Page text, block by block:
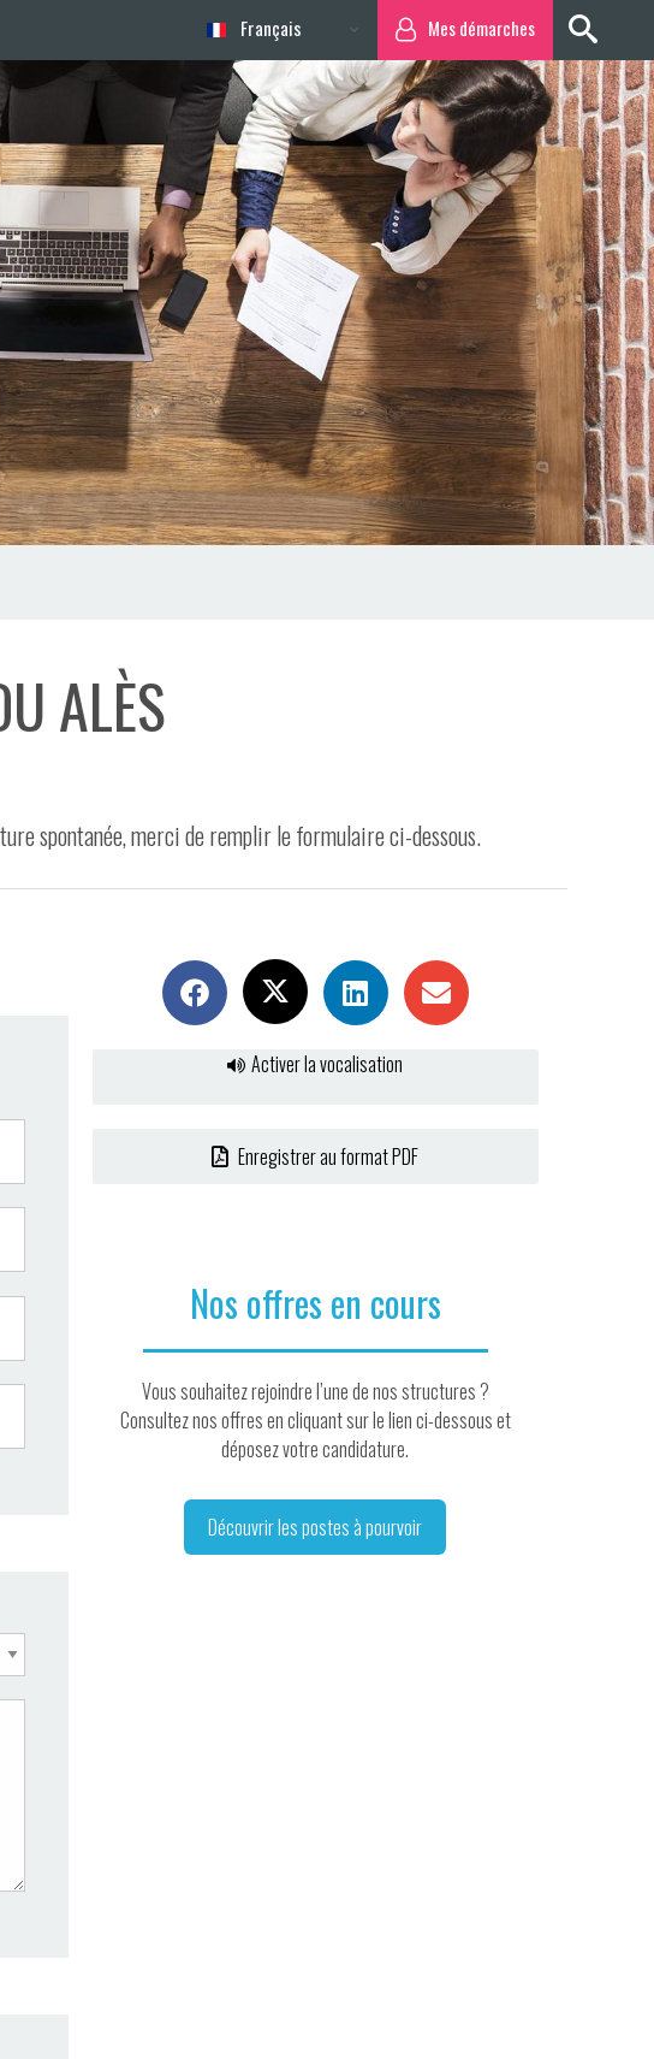
Mes démarches
Français
ALÈS
spontanée, merci de remplir le formulaire ci-dessous.
Activer la vocalisation
Enregistrer au format PDF
Nos offres en cours
Vous souhaitez rejoindre l’une de nos structures ?
Consultez nos offres en cliquant sur le lien ci-dessous et
déposez votre candidature.
Découvrir les postes à pourvoir